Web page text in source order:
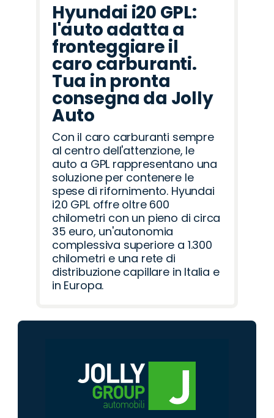
Hyundai i20 GPL:
l'auto adatta a
fronteggiare il
caro carburanti.
Tua in pronta
consegna da Jolly
Auto
Con il caro carburanti sempre
al centro dell'attenzione, le
auto a GPL rappresentano una
soluzione per contenere le
spese di rifornimento. Hyundai
i20 GPL offre oltre 600
chilometri con un pieno di circa
35 euro, un'autonomia
complessiva superiore a 1.300
chilometri e una rete di
distribuzione capillare in Italia e
in Europa.